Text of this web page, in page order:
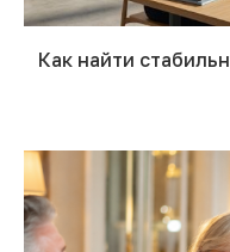
Как найти